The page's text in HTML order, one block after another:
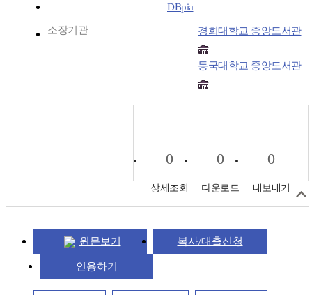
DBpia
소장기관 경희대학교 중앙도서관
동국대학교 중앙도서관
0
상세조회
0
다운로드
0
내보내기
원문보기 복사/대출신청
인용하기